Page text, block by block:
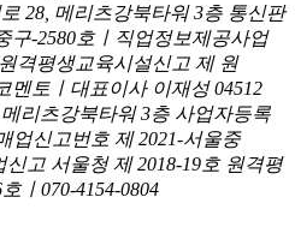
28, 메리츠강북타워 3층 통신판
구-2580호ㅣ직업정보제공사업
격평생교육시설신고 제 원
멘토ㅣ대표이사 이재성 04512
리츠강북타워 3층 사업자등록
업신고번호 제 2021-서울중
고 서울청 제 2018-19호 원격평
ㅣ070-4154-0804